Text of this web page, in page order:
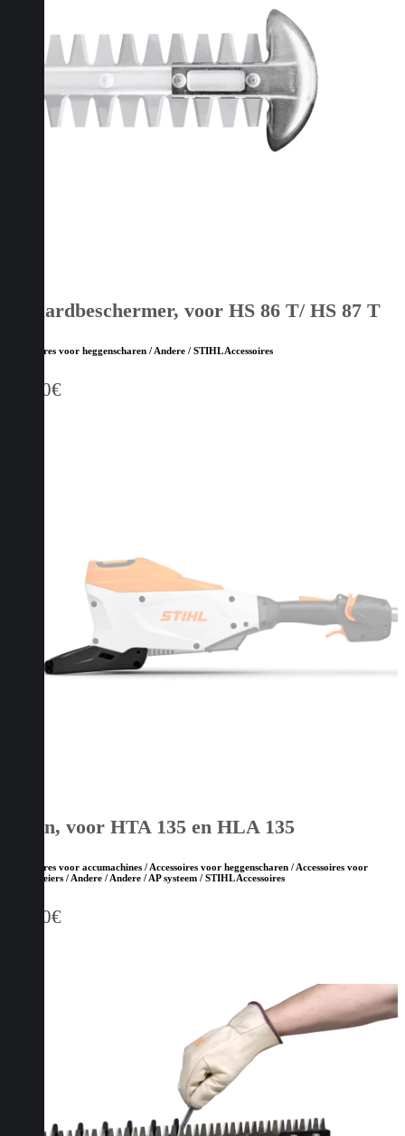
Zwaardbeschermer, voor HS 86 T/ HS 87 T
Accessoires voor heggenscharen / Andere / STIHL Accessoires
15,60€
Steun, voor HTA 135 en HLA 135
Accessoires voor accumachines / Accessoires voor heggenscharen / Accessoires voor
hoogsnoeiers / Andere / Andere / AP systeem / STIHL Accessoires
34,00€